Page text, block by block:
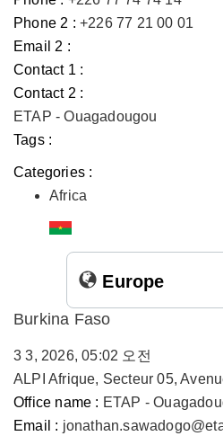
Phone 2 : +226 77 21 00 01
Email 2 :
Contact 1 :
Contact 2 :
ETAP - Ouagadougou
Tags :
Categories :
Africa
Europe
Burkina Faso
3 3, 2026, 05:02 오전
ALPI Afrique, Secteur 05,
Office name : ETAP -
Email :